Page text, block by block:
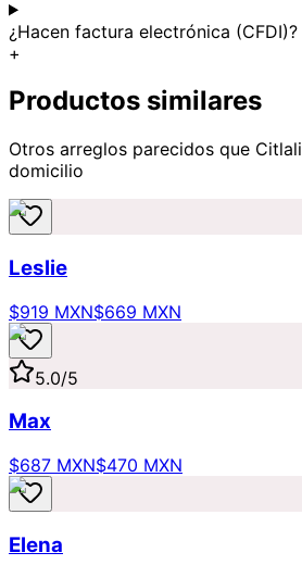
¿Hacen factura electrónica (CFDI)?
+
Productos similares
Otros arreglos parecidos que Citlali
domicilio
Leslie
$919 MXN$669 MXN
5.0/5
Max
$687 MXN$470 MXN
Elena